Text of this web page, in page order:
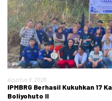
Agustus 8, 2026
IPMBRG Berhasil Kukuhkan 17
Boliyohuto II